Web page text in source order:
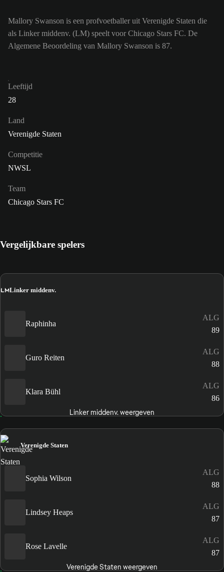
Mallory Swanson is een profvoetballer uit Verenigde Staten die
als Linker middenv. (LM) speelt voor Chicago Stars FC. De
Algemene Beoordeling van Mallory Swanson is 87.
Leeftijd
28
Land
Verenigde Staten
Competitie
NWSL
Team
Chicago Stars FC
Vergelijkbare spelers
LMLinker middenv.
Raphinha
ALG
89
Guro Reiten
ALG
88
Klara Bühl
ALG
86
Linker middenv. weergeven
Verenigde Staten
Sophia Wilson
ALG
88
Lindsey Heaps
ALG
87
Rose Lavelle
ALG
87
Verenigde Staten weergeven